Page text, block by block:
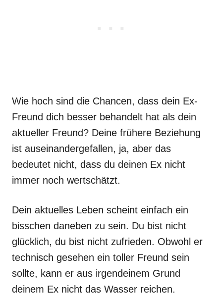
Wie hoch sind die Chancen, dass dein Ex-
Freund dich besser behandelt hat als dein
aktueller Freund? Deine frühere Beziehung
ist auseinandergefallen, ja, aber das
bedeutet nicht, dass du deinen Ex nicht
immer noch wertschätzt.
Dein aktuelles Leben scheint einfach ein
bisschen daneben zu sein. Du bist nicht
glücklich, du bist nicht zufrieden. Obwohl er
technisch gesehen ein toller Freund sein
sollte, kann er aus irgendeinem Grund
deinem Ex nicht das Wasser reichen.